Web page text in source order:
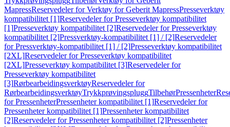
MapressReservedeler for Verktøy for Geberit MapressPresseverktøy
kompatibilitet [1]Reservedeler for Presseverktøy kompatibilitet
[1]Presseverktøy kompatibilitet [2]Reservedeler for Presseverktøy
kompatibilitet [2]Pressverktøy-kompatibilitet [1] / [2]Reservedeler
for Pressverktøy-kompatibilitet [1] / [2]Presseverktøy kompatibilitet
[2XL]Reservedeler for Presseverktøy kompatibilitet
[2XL]Presseverktøy kompatibilitet [3]Reservedeler for
Presseverktøy kompatibilitet
[3]RørbearbeidingsverktøyReservedeler for
RørbearbeidingsverktøyTrykkprøvingspluggTilbehørPressenheter
for PressenheterPressenheter kompatibilitet [1]Reservedeler for
Pressenheter kompatibilitet [1]Pressenheter kompatibilitet
[2]Reservedeler for Pressenheter kompatibilitet [2]Pressenheter